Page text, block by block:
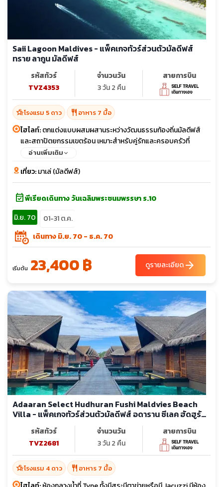
Saii Lagoon Maldives - แพ็คเกจทัวร์ส่วนตัวมัลดีฟส์
ทราย ลากูน มัลดีฟส์
รหัสทัวร์
TVZ4353
จำนวนวัน
3 วัน 2 คืน
สายการบิน
hotel_classโรงแรม 5 ดาว restaurant อาหาร 7 มื้อ
ไฮไลท์:ตกแต่งแบบผสมผสานระหว่างวัฒนธรรมท้องถิ่นมัลดีฟส์
และสถาปัตยกรรมเขตร้อน เหมาะสำหรับคู่รักและครอบครัวที่
ต้องการความโรแมนติกและเป็นส่วนตัว
อ่านเพิ่มเติม
เที่ยว:มาเล่ (มัลดีฟส์)
event_availableพีเรียดเดินทาง วันเฉลิมพระชนมพรรษา ร.10
มิ.ย. 70
01-31 ต.ค.
เดินทาง มิ.ย. 70 - ธ.ค. 70
เริ่มต้น 23,400 ฿ ดูรายละเอียดarrow_forward
Adaaran Select Hudhuran Fushi Maldvies Beach
Villa - แพ็คเกจทัวร์ส่วนตัวมัลดีฟส์ อดาราน ซีเลค ฮัดฮูรัน
รหัสทัวร์
TVZ2681
จำนวนวัน
3 วัน 2 คืน
สายการบิน
hotel_classโรงแรม 4 ดาว restaurant อาหาร 7 มื้อ